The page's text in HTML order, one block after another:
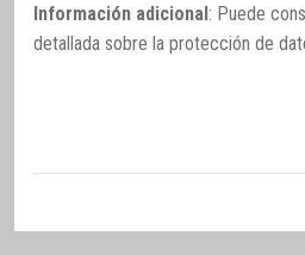
Información adicional: Puede
detallada sobre la protección de